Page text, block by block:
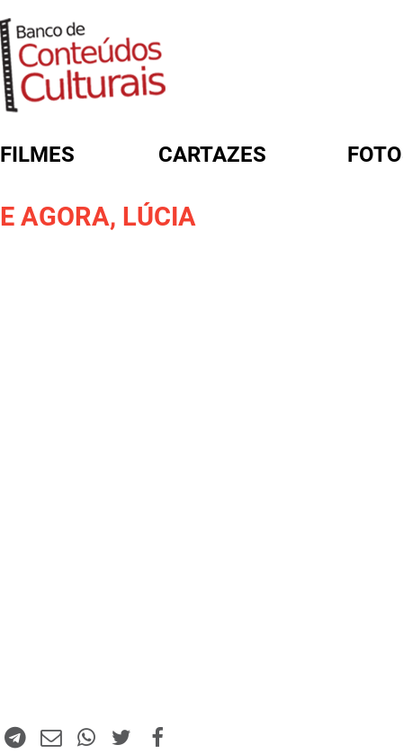
FILMES CARTAZES
E AGORA, LÚCIAFORMULÁRIO DE BUSCA